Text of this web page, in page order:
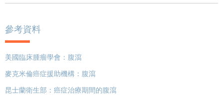
參考資料
美國臨床腫瘤學會： 腹瀉
麥克米倫癌症援助機構： 腹瀉
昆士蘭衛生部 ：癌症治療期間的腹瀉